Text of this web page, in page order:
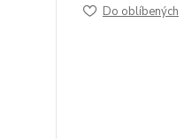
Do oblíbených